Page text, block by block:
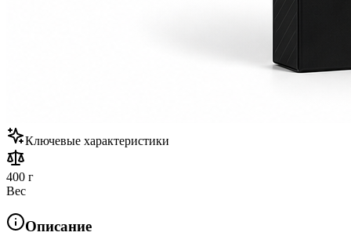
Ключевые характеристики
400 г
Вес
Описание